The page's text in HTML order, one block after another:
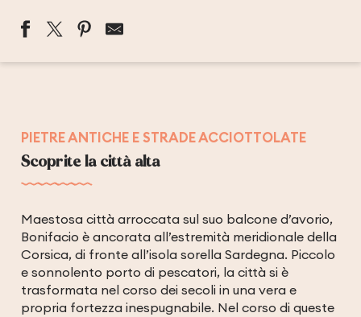
PIETRE ANTICHE E STRADE ACCIOTTOLATE
Scoprite la città alta
Maestosa città arroccata sul suo balcone d’avorio,
Bonifacio è ancorata all’estremità meridionale della
Corsica, di fronte all’isola sorella Sardegna. Piccolo
e sonnolento porto di pescatori, la città si è
trasformata nel corso dei secoli in una vera e
propria fortezza inespugnabile. Nel corso di queste